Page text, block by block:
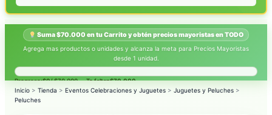
Suma $70.000 en tu Carrito y obtén precios mayoristas en TODO
Agrega mas productos o unidades y alcanza la meta para Precios Mayoristas
desde 1 unidad.
Progreso:$0/ $70.000 — Te faltan$70.000.
Inicio > Tienda > Eventos Celebraciones y Juguetes > Juguetes y Peluches >
Peluches